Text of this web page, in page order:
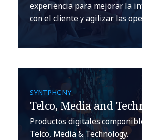
experiencia para mejorar la
con el cliente y agilizar las
SYNTPHONY
Telco, Media and
Productos digitales
Telco, Media & Technology.